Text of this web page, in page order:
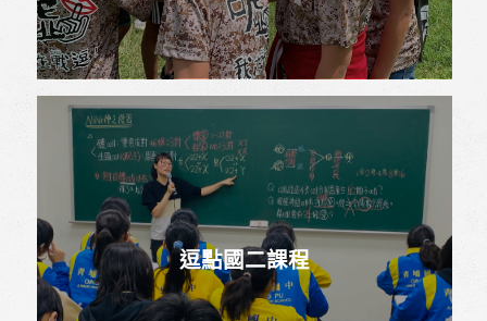
逗點國二課程